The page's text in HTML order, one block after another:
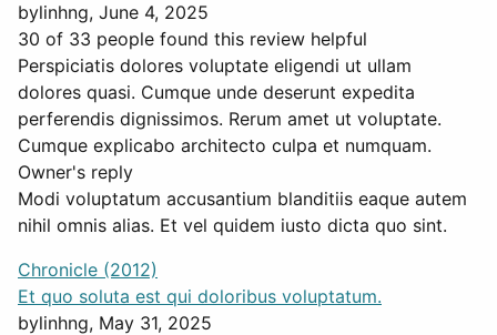
bylinhng, June 4, 2025
30 of 33 people found this review helpful
Perspiciatis dolores voluptate eligendi ut ullam
dolores quasi. Cumque unde deserunt expedita
perferendis dignissimos. Rerum amet ut voluptate.
Cumque explicabo architecto culpa et numquam.
Owner's reply
Modi voluptatum accusantium blanditiis eaque autem
nihil omnis alias. Et vel quidem iusto dicta quo sint.
Chronicle (2012)
Et quo soluta est qui doloribus voluptatum.
bylinhng, May 31, 2025